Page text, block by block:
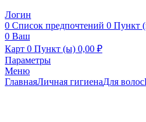
Логин
0 Список предпочтений 0 Пункт
0 Ваш
Карт 0 Пункт (ы) 0,00 ₽
Параметры
Меню
ГлавнаяЛичная гигиенаДля волос